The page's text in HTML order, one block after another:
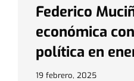
Federico
económica
política en
19 febrero, 2025